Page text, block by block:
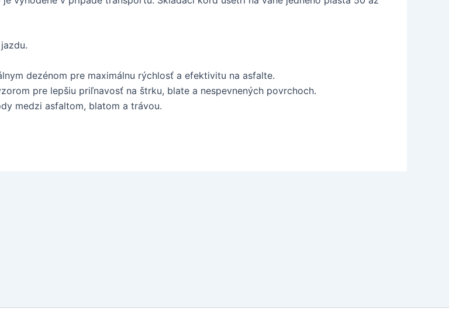
dezénom pre maximálnu rýchlosť a efektivitu na asfalte.
pre lepšiu priľnavosť na štrku, blate a nespevnených povrchoch.
medzi asfaltom, blatom a trávou.